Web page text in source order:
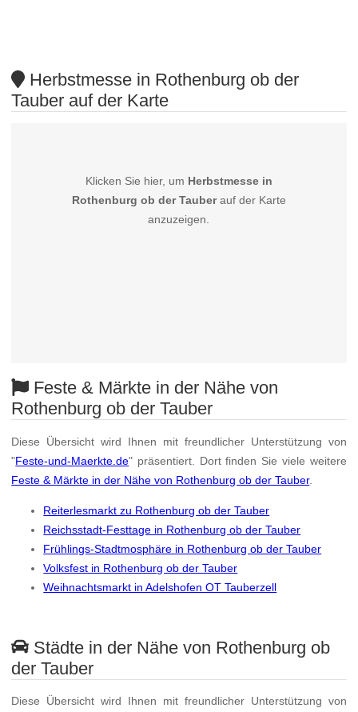
Herbstmesse in Rothenburg ob der
Tauber auf der Karte
Klicken Sie hier, um Herbstmesse in
Rothenburg ob der Tauberauf der Karte
anzuzeigen.
Feste & Märkte in der Nähe von
Rothenburg ob der Tauber
Diese Übersicht wird Ihnen mit freundlicher Unterstützung von
"Feste-und-Maerkte.de" präsentiert. Dort finden Sie viele weitere
Feste & Märkte in der Nähe von Rothenburg ob der Tauber.
Reiterlesmarkt zu Rothenburg ob der Tauber
Reichsstadt-Festtage in Rothenburg ob der Tauber
Frühlings-Stadtmosphäre in Rothenburg ob der Tauber
Volksfest in Rothenburg ob der Tauber
Weihnachtsmarkt in Adelshofen OT Tauberzell
Städte in der Nähe von Rothenburg ob
der Tauber
Diese Übersicht wird Ihnen mit freundlicher Unterstützung von